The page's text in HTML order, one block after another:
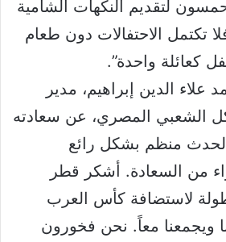
لتقديم النكهات الشامية
تكتمل الاحتفالات دون طعام
كعائلة واحدة”.
الدين إبراهيم، مدير
الشعبي المصري، عن سعادته
منظم بشكل رائع
من السعادة. أشكر قطر
لاستضافة كأس العرب
ويجمعنا معاً. نحن فخورون